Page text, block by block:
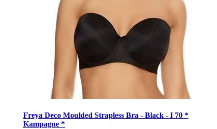
Freya Deco Moulded Strapless Bra - Black - I 70 *
Kampagne *